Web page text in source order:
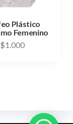
Plástico
Femenino
$1.000